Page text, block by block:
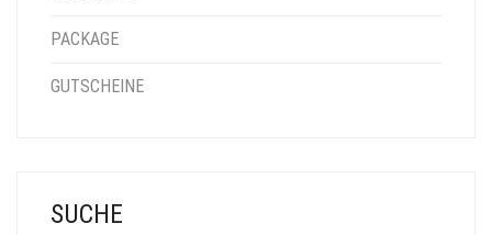
PACKAGE
GUTSCHEINE
SUCHE